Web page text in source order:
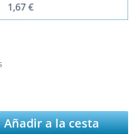
1,67 €
Añadir a la cesta